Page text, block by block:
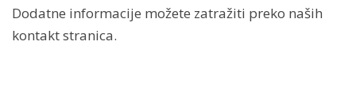
Dodatne informacije možete zatražiti preko naših
kontakt stranica.